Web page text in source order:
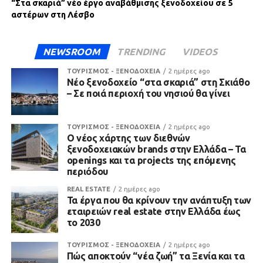
“Στα σκαριά” νέο έργο αναβάθμισης ξενοδοχείου σε 5
αστέρων στη Λέσβο
NEWSROOM TRENDING VIDEOS
ΤΟΥΡΙΣΜΟΣ - ΞΕΝΟΔΟΧΕΙΑ 2 ημέρες ago
Νέο ξενοδοχείο “στα σκαριά” στη Σκιάθο
– Σε ποιά περιοχή του νησιού θα γίνει
ΤΟΥΡΙΣΜΟΣ - ΞΕΝΟΔΟΧΕΙΑ 2 ημέρες ago
Ο νέος χάρτης των διεθνών
ξενοδοχειακών brands στην Ελλάδα – Τα
openings και τα projects της επόμενης
περιόδου
REAL ESTATE 2 ημέρες ago
Τα έργα που θα κρίνουν την ανάπτυξη των
εταιρειών real estate στην Ελλάδα έως
το 2030
ΤΟΥΡΙΣΜΟΣ - ΞΕΝΟΔΟΧΕΙΑ 2 ημέρες ago
Πώς αποκτούν “νέα ζωή” τα Ξενία και τα